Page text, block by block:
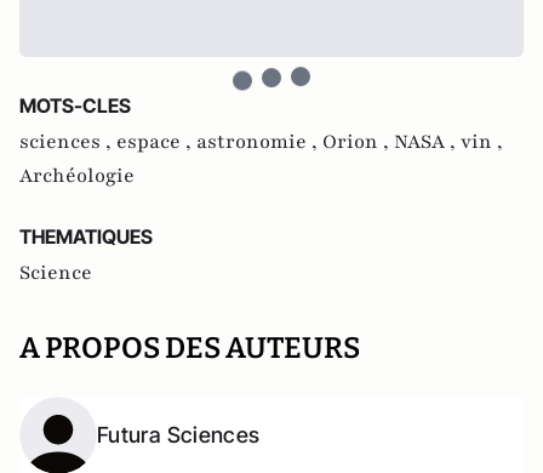
MOTS-CLES
sciences , espace , astronomie , Orion , NASA , vin ,
Archéologie
THEMATIQUES
Science
A PROPOS DES AUTEURS
Futura Sciences